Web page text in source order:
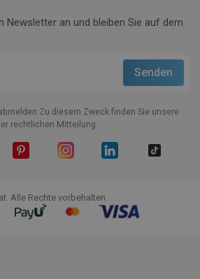
Newsletter an und bleiben Sie auf dem
diesem Zweck finden Sie unsere
rechtlichen Mitteilung.
Alle Rechte vorbehalten.